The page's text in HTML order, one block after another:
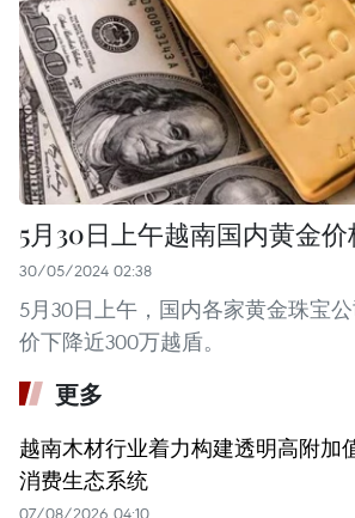
5月30日上午越南国内黄金
30/05/2024 02:38
5月30日上午，国内各家黄金珠宝
价下降近300万越盾。
更多
越南木材行业着力构建透明高附加
消费生态系统
07/08/2026 04:10